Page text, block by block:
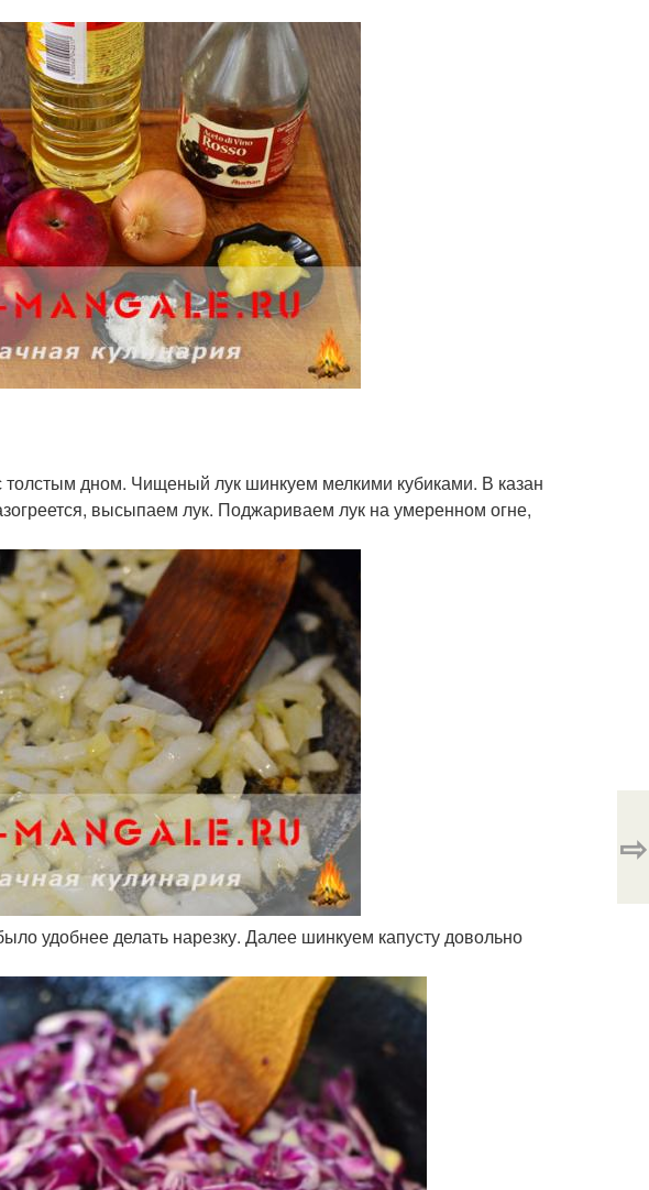
толстым дном. Чищеный лук шинкуем мелкими кубиками. В казан
высыпаем лук. Поджариваем лук на умеренном огне,
удобнее делать нарезку. Далее шинкуем капусту довольно
⇨